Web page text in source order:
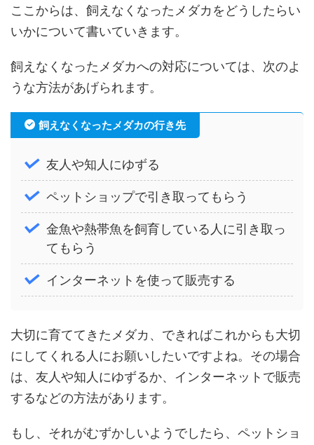
ここからは、飼えなくなったメダカをどうしたらい
いかについて書いていきます。
飼えなくなったメダカへの対応については、次のよ
うな方法があげられます。
飼えなくなったメダカの行き先
友人や知人にゆずる
ペットショップで引き取ってもらう
金魚や熱帯魚を飼育している人に引き取っ
てもらう
インターネットを使って販売する
大切に育ててきたメダカ、できればこれからも大切
にしてくれる人にお願いしたいですよね。その場合
は、友人や知人にゆずるか、インターネットで販売
するなどの方法があります。
もし、それがむずかしいようでしたら、ペットショ